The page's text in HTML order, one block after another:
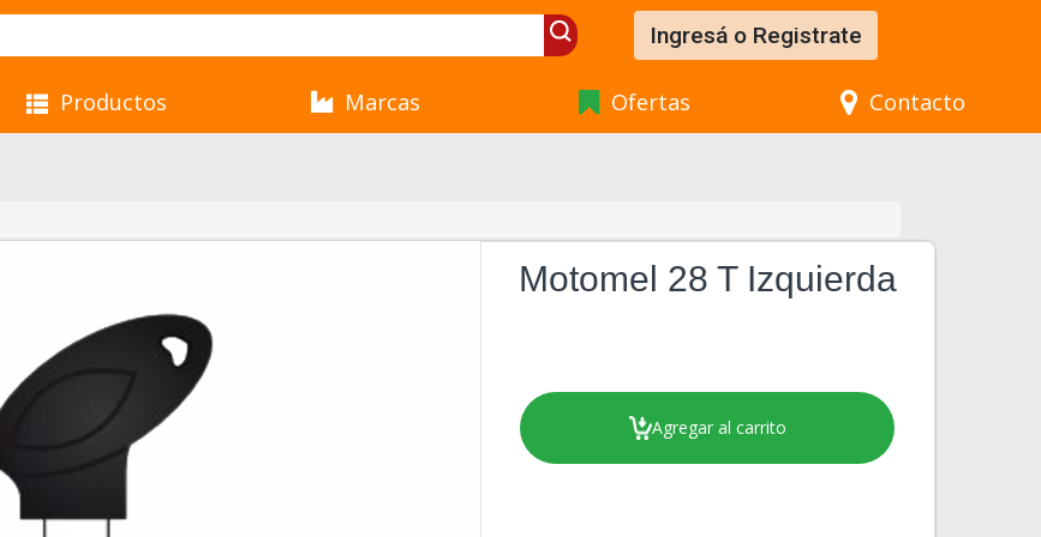
Ingresá o Registrate
Productos Marcas Ofertas Contacto
Motomel 28 T Izquierda
Agregar al carrito